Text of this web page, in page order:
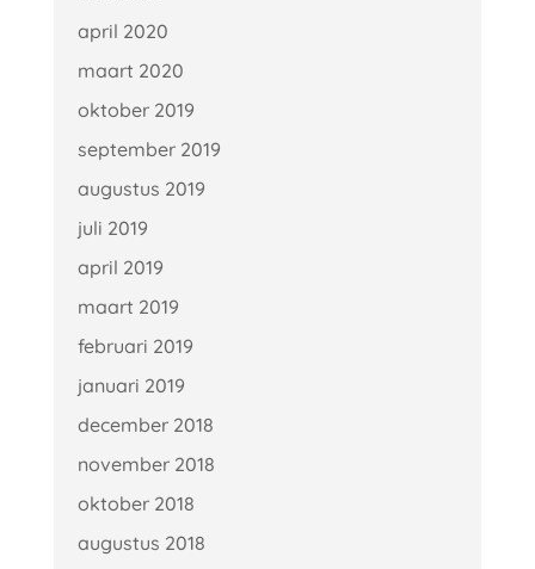
april 2020
maart 2020
oktober 2019
september 2019
augustus 2019
juli 2019
april 2019
maart 2019
februari 2019
januari 2019
december 2018
november 2018
oktober 2018
augustus 2018